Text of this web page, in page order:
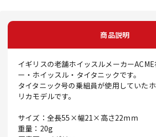
商品説明
イギリスの老舗ホイッスルメーカー
ー・ホイッスル・タイタニックです。
タイタニック号の乗組員が使用していた
リカモデルです。
サイズ：全長55×幅21×高さ22mm
重量：20g